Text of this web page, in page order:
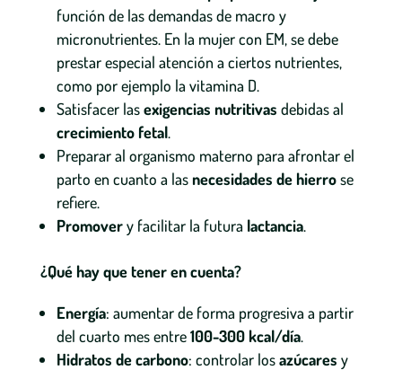
función de las demandas de macro y
micronutrientes. En la mujer con EM, se debe
prestar especial atención a ciertos nutrientes,
como por ejemplo la vitamina D.
Satisfacer lasexigencias nutritivas debidas al
crecimiento fetal.
Preparar al organismo materno para afrontar el
parto en cuanto a lasnecesidades de hierrose
refiere.
Promovery facilitar la futura lactancia.
¿Qué hay que tener en cuenta?
Energía: aumentar de forma progresiva a partir
del cuarto mes entre100-300 kcal/día.
Hidratos de carbono: controlar losazúcares y